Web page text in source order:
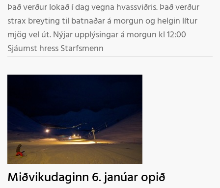
Það verður lokað í dag vegna hvassviðris. Það verður
strax breyting til batnaðar á morgun og helgin lítur
mjög vel út. Nýjar upplýsingar á morgun kl 12:00
Sjáumst hress Starfsmenn
Miðvikudaginn 6. janúar opið